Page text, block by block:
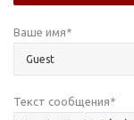
Ваше имя*
Текст сообщения*